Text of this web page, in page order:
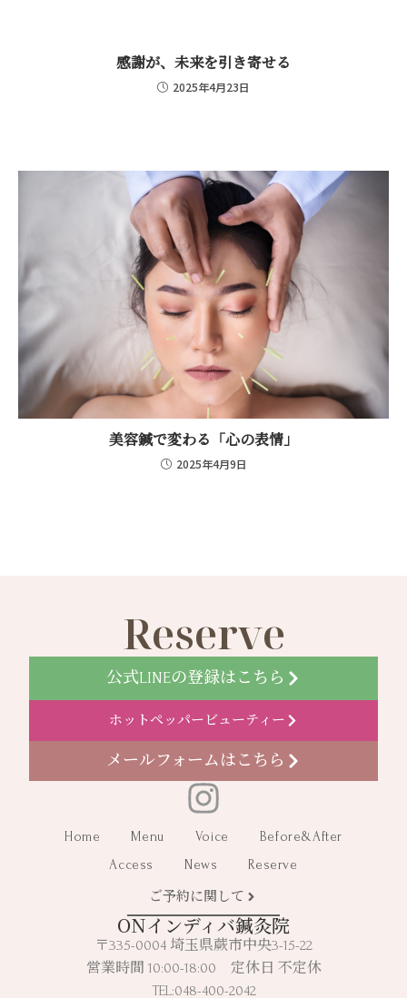
感謝が、未来を引き寄せる
2025年4月23日
美容鍼で変わる「心の表情」
2025年4月9日
Reserve
公式LINEの登録はこちら
ホットペッパービューティー
メールフォームはこちら
Home Menu Voice
Before&After
Access
News Reserve
ご予約に関して
ONインディバ鍼灸院
〒335-0004 埼玉県蕨市中央3-15-22
営業時間 10:00-18:00 定休日 不定休
TEL:048-400-2042